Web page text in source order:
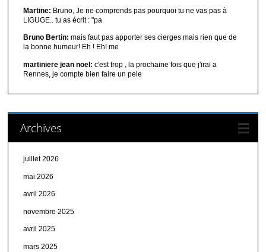
Martine: Bruno, Je ne comprends pas pourquoi tu ne vas pas à
LIGUGE.. tu as écrit : "pa
Bruno Bertin: mais faut pas apporter ses cierges mais rien que de
la bonne humeur! Eh ! Eh! me
martiniere jean noel: c'est trop , la prochaine fois que j'irai a
Rennes, je compte bien faire un pele
Archives
juillet 2026
mai 2026
avril 2026
novembre 2025
avril 2025
mars 2025